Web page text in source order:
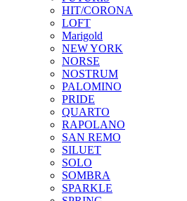
HIT/CORONA
LOFT
Marigold
NEW YORK
NORSE
NOSTRUM
PALOMINO
PRIDE
QUARTO
RAPOLANO
SAN REMO
SILUET
SOLO
SOMBRA
SPARKLE